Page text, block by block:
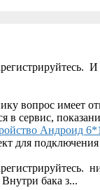
вопрос имеет
в сервис,
Андроид
для подключения
бака з...